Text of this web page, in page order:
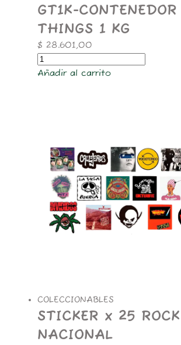
GT1K-CONTENEDOR
THINGS 1 KG
$ 28.601,00
Añadir al carrito
COLECCIONABLES
STICKER x 25 ROCK
NACIONAL